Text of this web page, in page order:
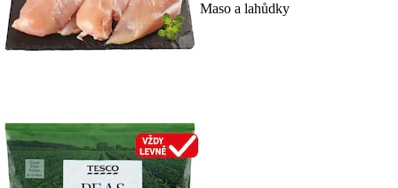
Maso a lahůdky